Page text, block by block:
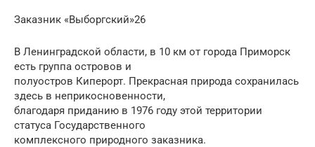
Заказник «Выборгский»26
В Ленинградской области, в 10 км от города Приморск
есть группа островов и
полуостров Киперорт. Прекрасная природа сохранилась
здесь в неприкосновенности,
благодаря приданию в 1976 году этой территории
статуса Государственного
комплексного природного заказника.